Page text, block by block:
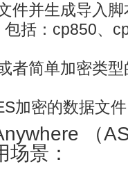
件并生成导入脚
括：cp850、
者简单加密类型
加密的数据文件
（
景：